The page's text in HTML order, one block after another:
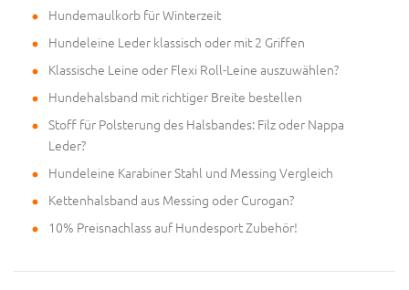
Hundemaulkorb für Winterzeit
Hundeleine Leder klassisch oder mit 2 Griffen
Klassische Leine oder Flexi Roll-Leine auszuwählen?
Hundehalsband mit richtiger Breite bestellen
Stoff für Polsterung des Halsbandes: Filz oder Nappa
Leder?
Hundeleine Karabiner Stahl und Messing Vergleich
Kettenhalsband aus Messing oder Curogan?
10% Preisnachlass auf Hundesport Zubehör!